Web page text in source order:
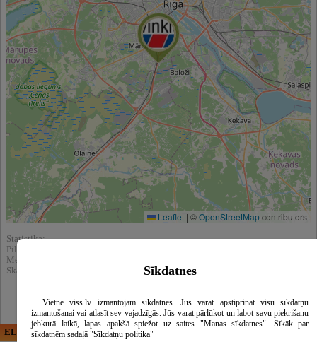
Leaflet | ©OpenStreetMapcontributors
Statistika:
Pilnībā apskatīts : 7687
Meklēšnas rezultātos parādīts : 108314
Skatīt arī katalogā :
Automobiļu rezerves daļas, tirdzniecība
ELECTRIC ENERGY
Sīkdatnes
Vietne viss.lv izmantojam sīkdatnes. Jūs varat apstiprināt visu sīkdatņu
izmantošanai vai atlasīt sev vajadzīgās. Jūs varat pārlūkot un labot savu piekrišanu
jebkurā laikā, lapas apakšā spiežot uz saites "Manas sīkdatnes". Sīkāk par
sīkdatnēm sadaļā "Sīkdatņu politika"